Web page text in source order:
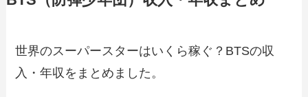
世界のスーパースターはいくら稼ぐ？BTSの収
入・年収をまとめました。